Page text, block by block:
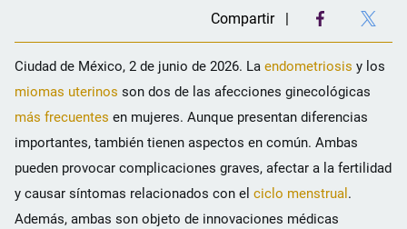
Compartir
Ciudad de México, 2 de junio de 2026. La endometriosis y los
miomas uterinos son dos de las afecciones ginecológicas
más frecuentes en mujeres. Aunque presentan diferencias
importantes, también tienen aspectos en común. Ambas
pueden provocar complicaciones graves, afectar a la fertilidad
y causar síntomas relacionados con el ciclo menstrual .
Además, ambas son objeto de innovaciones médicas